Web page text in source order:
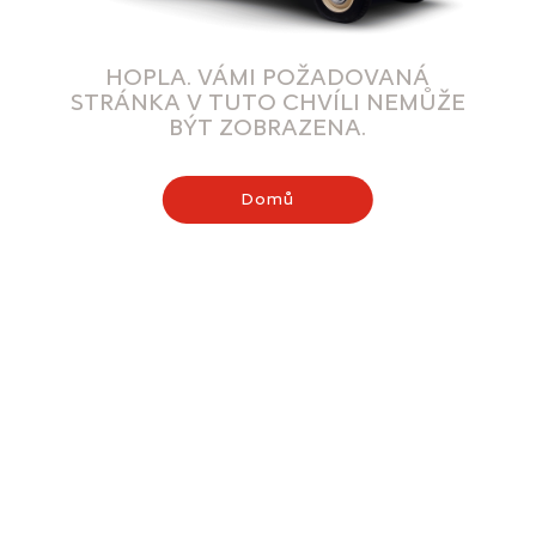
HOPLA. VÁMI POŽADOVANÁ
STRÁNKA V TUTO CHVÍLI NEMŮŽE
BÝT ZOBRAZENA.
Domů